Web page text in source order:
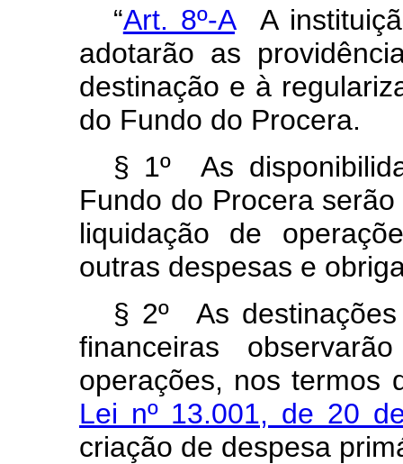
“Art. 8º-AA
adotarão as
destinação e à
do Fundo do Procera.
§ 1º As
Fundo do Procera
liquidação de
outras despesas e
§ 2º As
financeiras
operações, nos termos
Lei nº 13.001, de 20
criação de despesa